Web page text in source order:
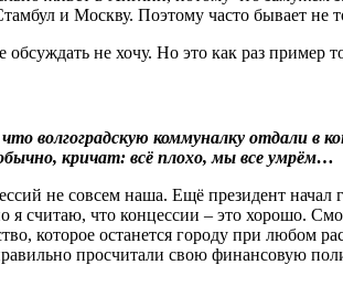
и Москву. Поэтому часто бывает не
не хочу. Но это как раз пример
волгоградскую коммуналку отдали в
кричат: всё плохо, мы все умрём…
не совсем наша. Ещё президент
я считаю, что концессии – это
которое останется городу при любом
просчитали свою финансовую